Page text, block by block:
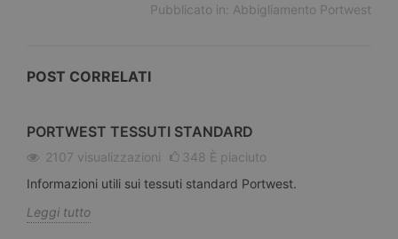
Pubblicato in: Abbigliamento Portwest
POST CORRELATI
PORTWEST TESSUTI STANDARD
2107 visualizzazioni 348 È piaciuto
Informazioni utili sui tessuti standard Portwest.
Leggi tutto